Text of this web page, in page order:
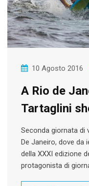
10 Agosto 2016
A Rio de
Tartaglini
Seconda giornata di
De Janeiro, dove da
della XXXI edizione
protagonista di